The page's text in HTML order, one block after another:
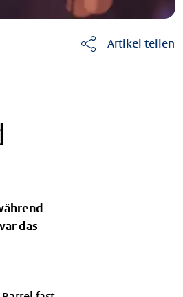
Artikel teilen
das